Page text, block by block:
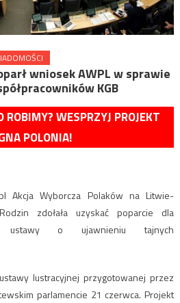
wniosek AWPL w sprawie
KGB
ROBIMY? WESPRZYJ PROJEKT
POLONIA!
Akcja Wyborcza Polaków na Litwie-
zdołała uzyskać poparcie dla
ustawy o ujawnieniu tajnych
lustracyjnej przygotowanej przez
parlamencie 21 czerwca. Projekt